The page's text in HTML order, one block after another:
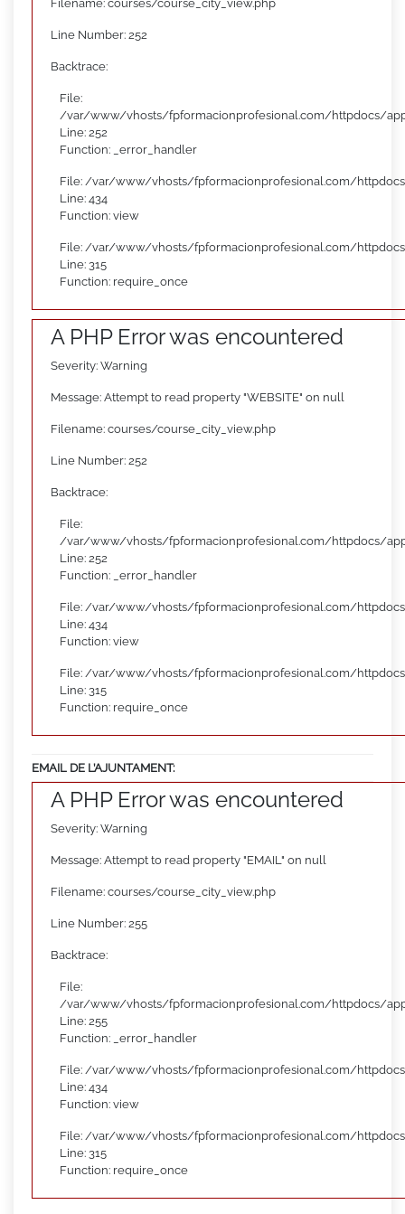
Filename: courses/course_city_view.php
Line Number: 252
Backtrace:
File:
/var/www/vhosts/fpformacionprofesional.com/httpdocs/
Line: 252
Function: _error_handler
File: /var/www/vhosts/fpformacionprofesional.com/
Line: 434
Function: view
File: /var/www/vhosts/fpformacionprofesional.com/
Line: 315
Function: require_once
A PHP Error was encountered
Severity: Warning
Message: Attempt to read property "WEBSITE" on null
Filename: courses/course_city_view.php
Line Number: 252
Backtrace:
File:
/var/www/vhosts/fpformacionprofesional.com/httpdocs/
Line: 252
Function: _error_handler
File: /var/www/vhosts/fpformacionprofesional.com/
Line: 434
Function: view
File: /var/www/vhosts/fpformacionprofesional.com/
Line: 315
Function: require_once
EMAIL DE L’AJUNTAMENT:
A PHP Error was encountered
Severity: Warning
Message: Attempt to read property "EMAIL" on null
Filename: courses/course_city_view.php
Line Number: 255
Backtrace:
File:
/var/www/vhosts/fpformacionprofesional.com/httpdocs/
Line: 255
Function: _error_handler
File: /var/www/vhosts/fpformacionprofesional.com/
Line: 434
Function: view
File: /var/www/vhosts/fpformacionprofesional.com/
Line: 315
Function: require_once